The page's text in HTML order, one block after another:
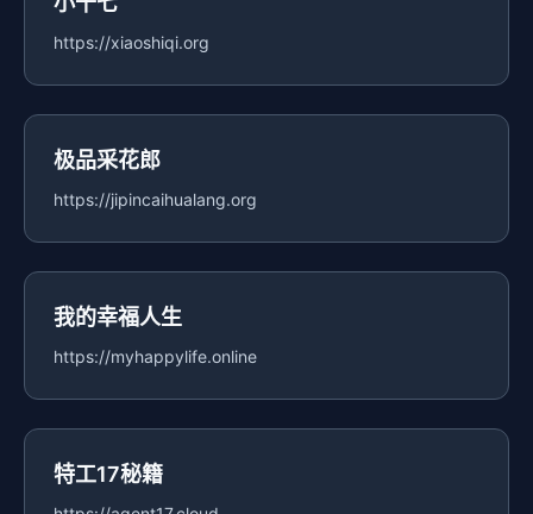
https://xiaoshiqi.org
极品采花郎
https://jipincaihualang.org
我的幸福人生
https://myhappylife.online
特工17秘籍